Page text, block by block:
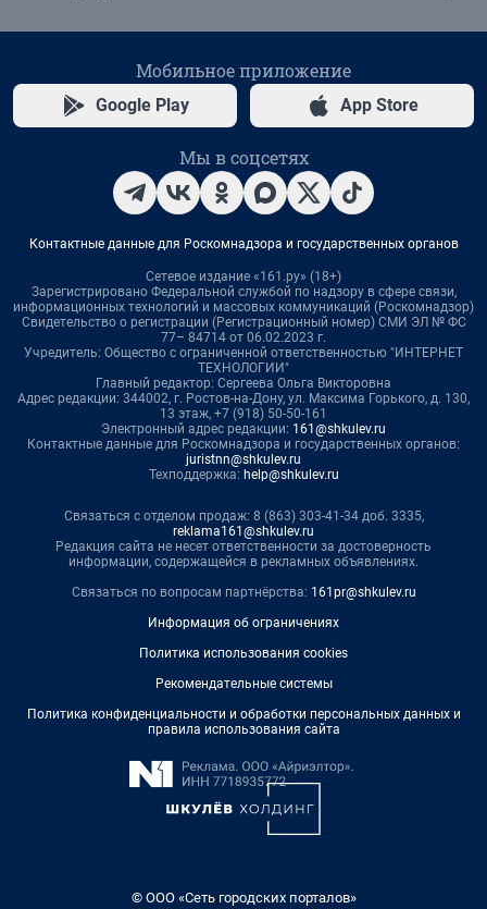
Мобильное приложение
Google Play App Store
Мы в соцсетях
Контактные данные для Роскомнадзора и государственных органов
Сетевое издание «161.ру» (18+)
Зарегистрировано Федеральной службой по надзору в сфере связи,
информационных технологий и массовых коммуникаций (Роскомнадзор)
Свидетельство о регистрации (Регистрационный номер) СМИ ЭЛ № ФС
77– 84714 от 06.02.2023 г.
Учредитель: Общество с ограниченной ответственностью "ИНТЕРНЕТ
ТЕХНОЛОГИИ"
Главный редактор: Сергеева Ольга Викторовна
Адрес редакции: 344002, г. Ростов-на-Дону, ул. Максима Горького, д. 130,
13 этаж, +7 (918) 50-50-161
Электронный адрес редакции: 161@shkulev.ru
Контактные данные для Роскомнадзора и государственных органов:
juristnn@shkulev.ru
Техподдержка: help@shkulev.ru
Связаться с отделом продаж: 8 (863) 303-41-34 доб. 3335,
reklama161@shkulev.ru
Редакция сайта не несет ответственности за достоверность
информации, содержащейся в рекламных объявлениях.
Связаться по вопросам партнёрства: 161pr@shkulev.ru
Информация об ограничениях
Политика использования cookies
Рекомендательные системы
Политика конфиденциальности и обработки персональных данных и
правила использования сайта
© ООО «Сеть городских порталов»